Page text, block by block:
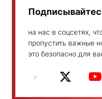
на нас в соцсетях,
пропустить важные
это безопасно для